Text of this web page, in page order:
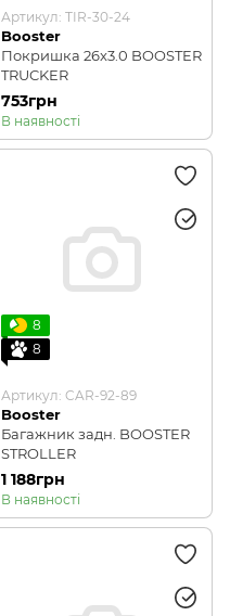
Артикул: TIR-30-24
Booster
Покришка 26x3.0 BOOSTER
TRUCKER
753грн
В наявності
8
8
Артикул: CAR-92-89
Booster
Багажник задн. BOOSTER
STROLLER
1 188грн
В наявності